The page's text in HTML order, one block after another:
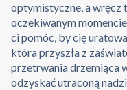
optymistyczne, a wręcz
oczekiwanym
ci pomóc, by cię
która przyszła z
przetrwania drzemiąca
odzyskać utraconą